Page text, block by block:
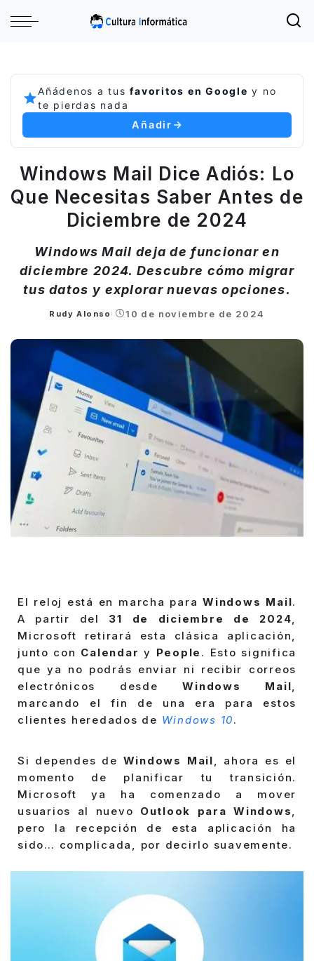
Añádenos a tusfavoritos en Google y no
te pierdas nada
Añadir
Windows Mail Dice Adiós: Lo
Que Necesitas Saber Antes de
Diciembre de 2024
Windows Mail deja de funcionar en
diciembre 2024. Descubre cómo migrar
tus datos y explorar nuevas opciones.
Posted
Rudy Alonso 10 de noviembre de 2024
El reloj está en marcha paraWindows Mail.
A partir del 31 de diciembre de 2024,
Microsoft retirará esta clásica aplicación,
junto con Calendar y People . Esto significa
que ya no podrás enviar ni recibir correos
electrónicos desdeWindows Mail,
marcando el fin de una era para estos
clientes heredados de Windows 10.
Si dependes de Windows Mail, ahora es el
momento de planificar tu transición.
Microsoft ya ha comenzado a mover
usuarios al nuevo Outlook para Windows,
pero la recepción de esta aplicación ha
sido… complicada, por decirlo suavemente.